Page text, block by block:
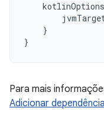
kotlinOptions
}
}
Para mais
Adicionar